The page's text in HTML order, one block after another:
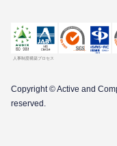
Copyright © Active and
reserved.